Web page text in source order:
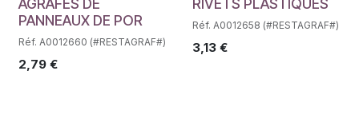
PANNEAUX DE POR
Réf. A0012660 (#RESTAGRAF#)
2,79 €
Réf. A0012658 (#RESTAGRAF#)
3,13€